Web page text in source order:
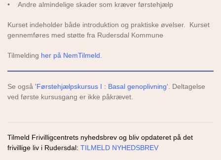
• Andre almindelige skader som kræver førstehjælp
Kurset indeholder både introduktion og praktiske øvelser. Kurset
gennemføres med støtte fra Rudersdal Kommune
Tilmelding her på NemTilmeld
Se også 'Førstehjælpskursus I : Basal genoplivning' . Deltagelse
ved første kursusgang er ikke påkrævet.
Tilmeld Frivilligcentrets nyhedsbrev og bliv opdateret på det
frivillige liv i Rudersdal: TILMELD NYHEDSBREV